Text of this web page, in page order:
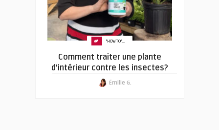
"HOW TO"...
Comment traiter une plante
d’intérieur contre les insectes?
Émilie G.